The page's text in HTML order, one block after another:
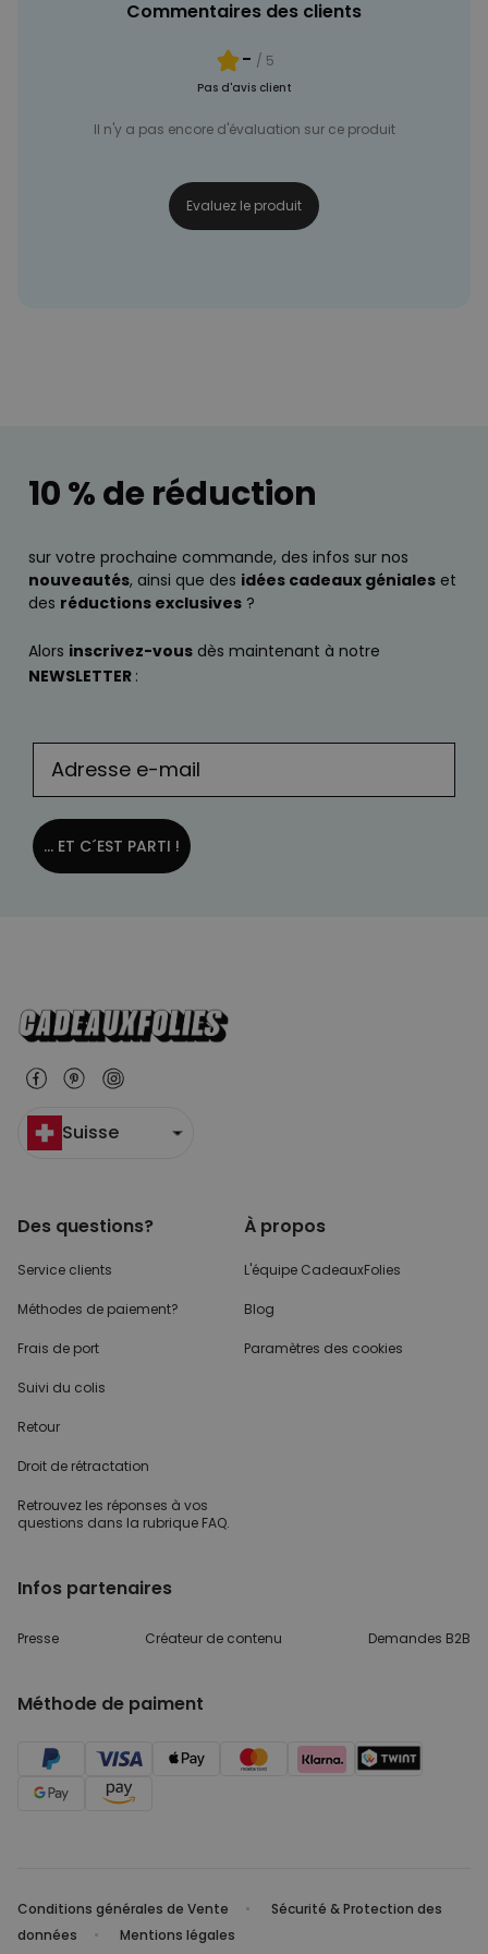
Commentaires des clients
- / 5
Pas d'avis client
Il n'y a pas encore d'évaluation sur ce produit
Evaluez le produit
10 % de réduction
sur votre prochaine commande, des infos sur nos
nouveautés, ainsi que des idées cadeaux géniales et
des réductions exclusives ?
Alors inscrivez-vous dès maintenant à notre
NEWSLETTER :
... ET C´EST PARTI !
Suisse
Des questions?
Service clients
Méthodes de paiement?
Frais de port
Suivi du colis
Retour
Droit de rétractation
Retrouvez les réponses à vos
questions dans la rubrique FAQ.
À propos
L'équipe CadeauxFolies
Blog
Paramètres des cookies
Infos partenaires
Presse Créateur de contenu Demandes B2B
Méthode de paiment
Conditions générales de Vente
Sécurité & Protection des
données
Mentions légales